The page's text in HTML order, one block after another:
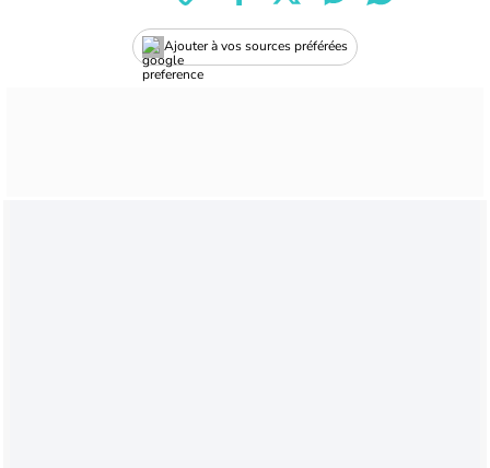
Ajouter à vos sources préférées